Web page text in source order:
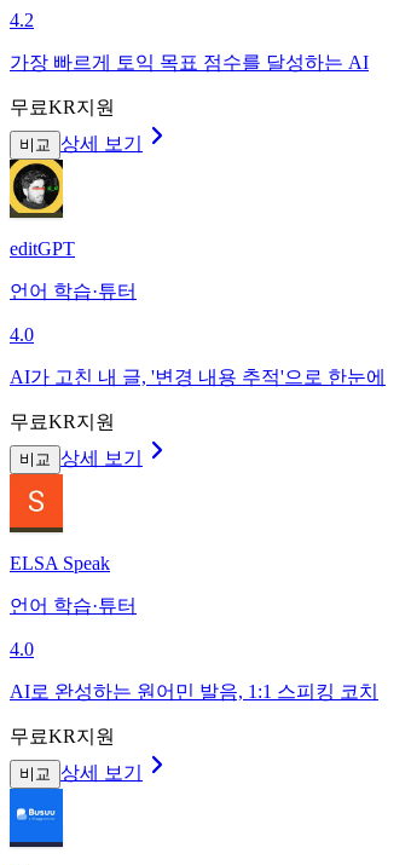
4.2
가장 빠르게 토익 목표 점수를 달성하는 AI
무료KR지원
비교 상세 보기
editGPT
언어 학습·튜터
4.0
AI가 고친 내 글, '변경 내용 추적'으로 한눈에
무료KR지원
비교 상세 보기
ELSA Speak
언어 학습·튜터
4.0
AI로 완성하는 원어민 발음, 1:1 스피킹 코치
무료KR지원
비교 상세 보기